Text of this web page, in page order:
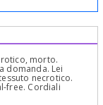
morto.
domanda. Lei
necrotico.
free. Cordiali